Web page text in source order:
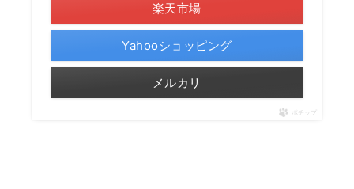
楽天市場
Yahooショッピング
メルカリ
ポチップ